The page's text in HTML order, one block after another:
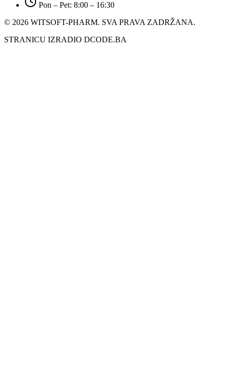
Pon – Pet: 8:00 – 16:30
© 2026 WITSOFT-PHARM. SVA PRAVA ZADRŽANA.
STRANICU IZRADIO DCODE.BA